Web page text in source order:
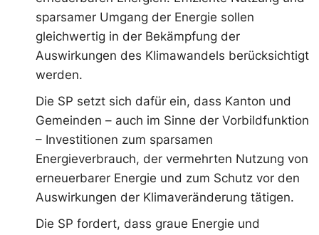
sparsamer Umgang der Energie sollen
gleichwertig in der Bekämpfung der
Auswirkungen des Klimawandels berücksichtigt
werden.
Die SP setzt sich dafür ein, dass Kanton und
Gemeinden – auch im Sinne der Vorbildfunktion
– Investitionen zum sparsamen
Energieverbrauch, der vermehrten Nutzung von
erneuerbarer Energie und zum Schutz vor den
Auswirkungen der Klimaveränderung tätigen.
Die SP fordert, dass graue Energie und